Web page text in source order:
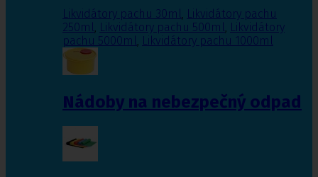
Likvidátory pachu 30ml, Likvidátory pachu
250ml, Likvidátory pachu 500ml, Likvidátory
pachu 5000ml, Likvidátory pachu 1000ml
Nádoby na nebezpečný odpad